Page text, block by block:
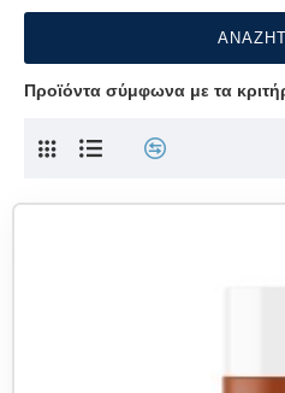
Προϊόντα σύμφωνα με τα